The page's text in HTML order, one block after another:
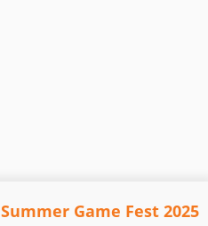
Summer Game Fest 2025